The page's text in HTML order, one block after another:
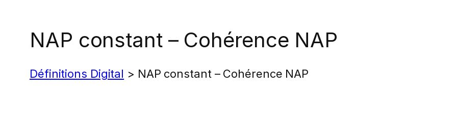
NAP constant – Cohérence NAP
Définitions Digital > NAP constant – Cohérence NAP